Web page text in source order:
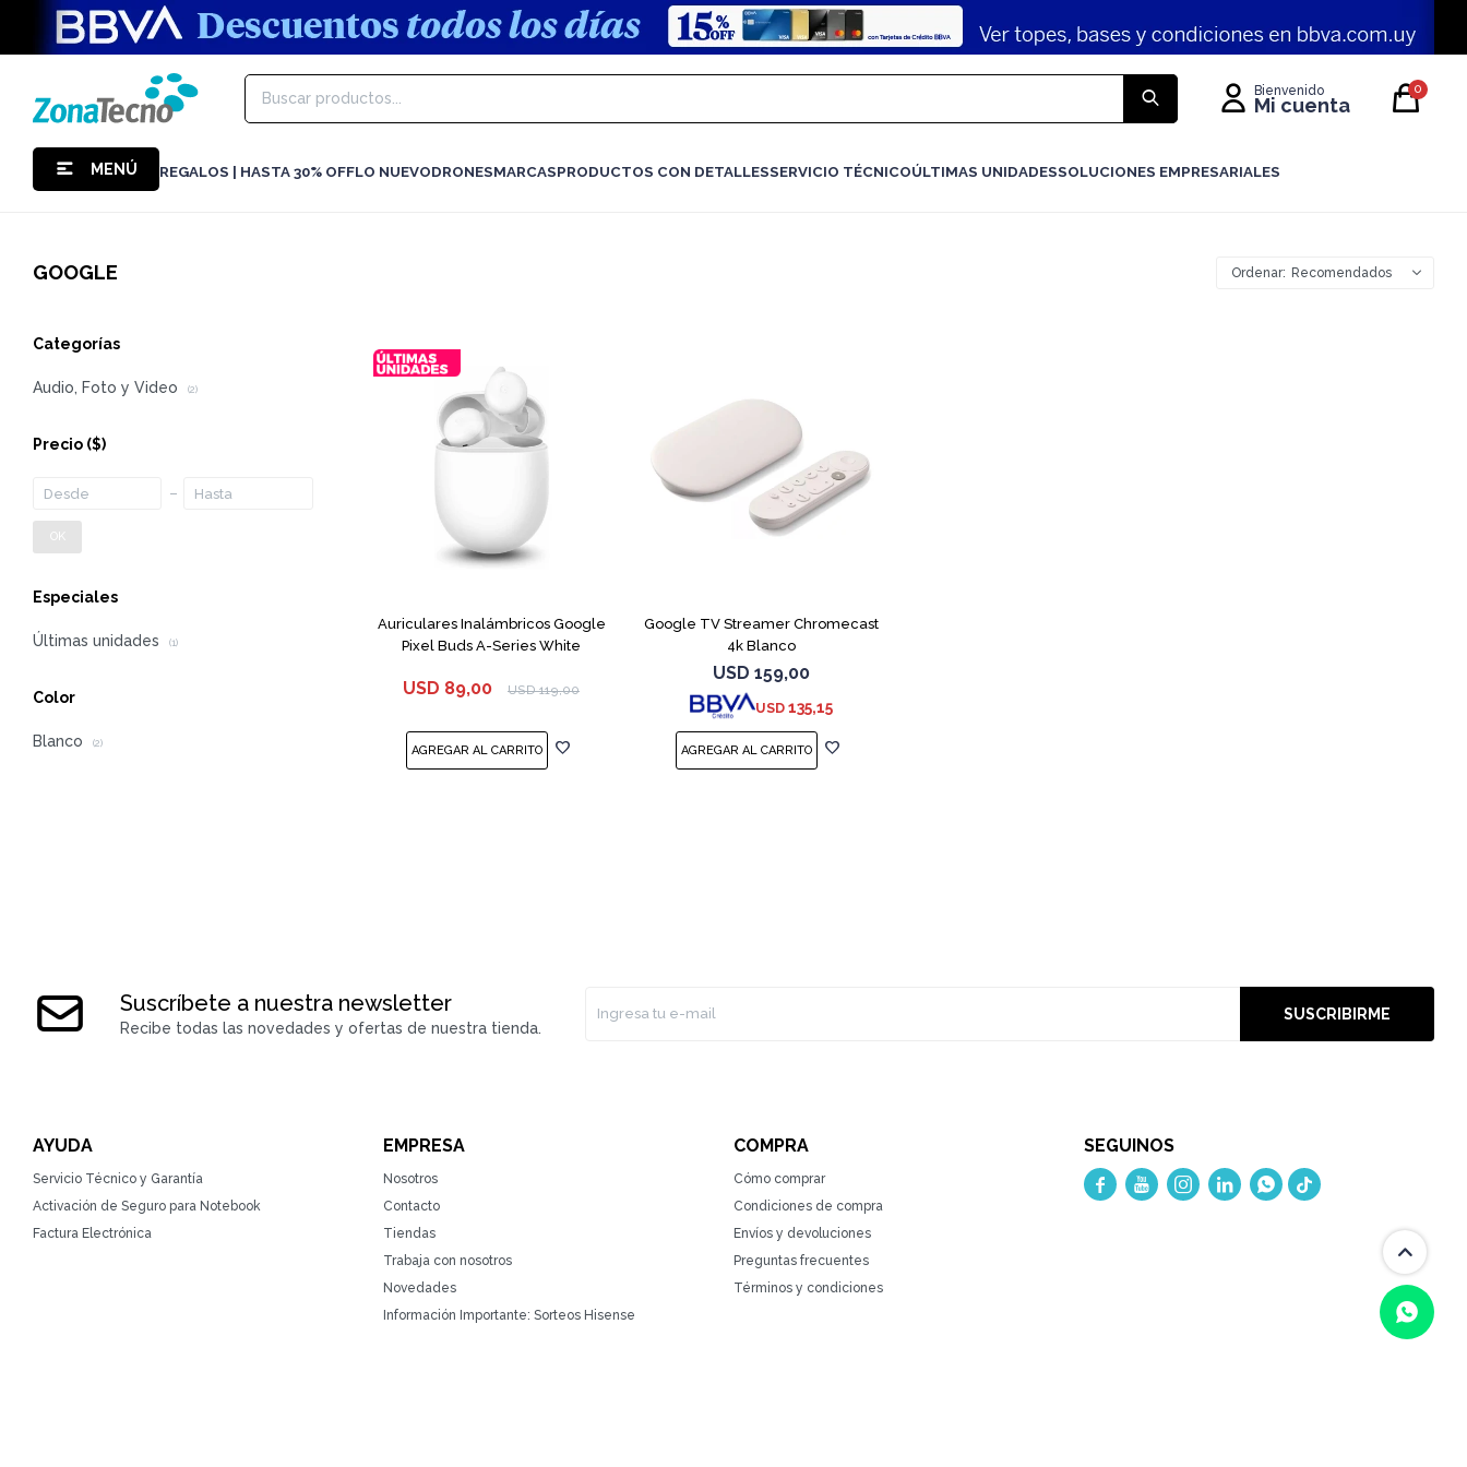
MENÚ REGALOS | HASTA 30% OFFLO NUEVODRONESMARCASPRODUCTOS CON DETALLESSERVICIO TÉCNICOÚLTIMAS UNIDADESSOLUCIONES EMPRESARIALES
0
GOOGLE Recomendados
Auriculares Inalámbricos Google
Pixel Buds A-Series White
USD 89,00 USD 119,00
Google TV Streamer Chromecast
4k Blanco
USD 159,00
USD 135,15
Categorías
Audio, Foto y Video (2)
Precio ($)
OK
Especiales
Últimas unidades (1)
Color
Blanco (2)
Suscríbete a nuestra newsletter
Recibe todas las novedades y ofertas de nuestra tienda.
SUSCRIBIRME
AYUDA
Servicio Técnico y Garantía
Activación de Seguro para Notebook
Factura Electrónica
EMPRESA
Nosotros
Contacto
Tiendas
Trabaja con nosotros
Novedades
Información Importante: Sorteos Hisense
COMPRA
Cómo comprar
Condiciones de compra
Envíos y devoluciones
Preguntas frecuentes
Términos y condiciones
SEGUINOS
    